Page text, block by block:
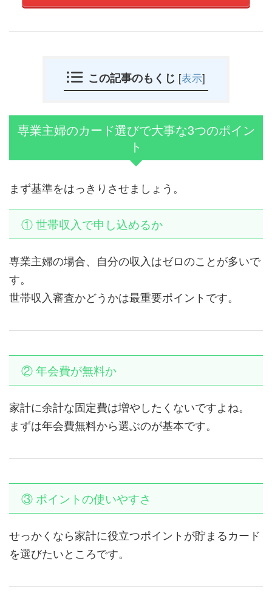
この記事のもくじ [表示]
専業主婦のカード選びで大事な3つのポイン
ト
まず基準をはっきりさせましょう。
① 世帯収入で申し込めるか
専業主婦の場合、自分の収入はゼロのことが多いで
す。
世帯収入審査かどうかは最重要ポイントです。
② 年会費が無料か
家計に余計な固定費は増やしたくないですよね。
まずは年会費無料から選ぶのが基本です。
③ ポイントの使いやすさ
せっかくなら家計に役立つポイントが貯まるカード
を選びたいところです。